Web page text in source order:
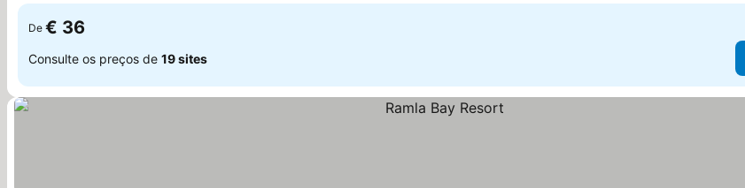
De € 36
Consulte os preços de 19 sites